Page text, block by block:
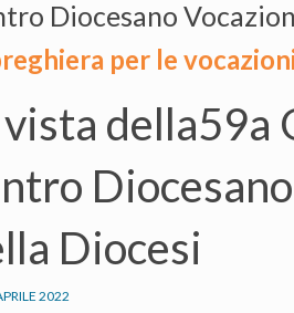
Diocesano
per le
della59a
Diocesi
2022